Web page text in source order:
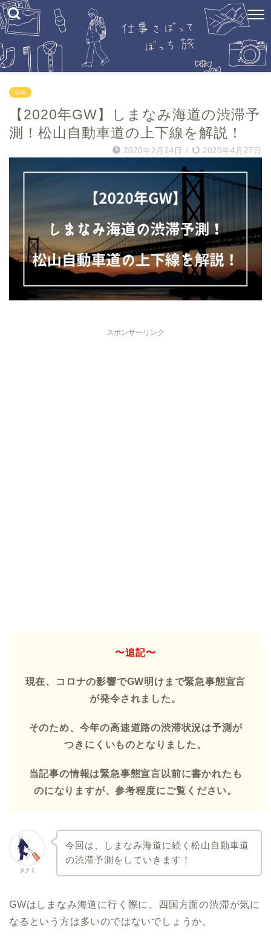
GW
【2020年GW】しまなみ海道の渋滞予
測！松山自動車道の上下線を解説！
2020年2月24日 / 2020年4月27日
スポンサーリンク
〜追記〜
現在、コロナの影響でGW明けまで緊急事態宣言
が発令されました。
そのため、今年の高速道路の渋滞状況は予測が
つきにくいものとなりました。
当記事の情報は緊急事態宣言以前に書かれたも
のになりますが、参考程度にご覧ください。
タクミ
今回は、しまなみ海道に続く松山自動車道
の渋滞予測をしていきます！
GWはしまなみ海道に行く際に、四国方面の渋滞が気に
なるという方は多いのではないでしょうか。